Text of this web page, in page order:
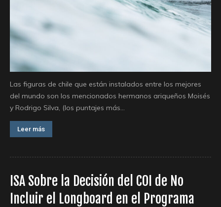
Las figuras de chile que están instalados entre los mejores
del mundo son los mencionados hermanos ariqueños Moisés
y Rodrigo Silva, (los puntajes más...
Leer más
ISA Sobre la Decisión del COI de No
Incluir el Longboard en el Programa